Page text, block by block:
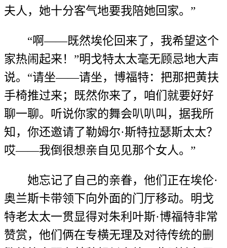
夫人，她十分客气地要我陪她回家。”
“啊——既然埃伦回来了，我希望这个
家热闹起来！”明戈特太太毫无顾忌地大声
说。“请坐——请坐，博福特：把那把黄扶
手椅推过来；既然你来了，咱们就要好好
聊一聊。听说你家的舞会叭叭叫，据我所
知，你还邀请了勒姆尔·斯特拉瑟斯太太？
哎——我倒很想亲自见见那个女人。”
她忘记了自己的亲眷，他们正在埃伦·
奥兰斯卡带领下向外面的门厅移动。明戈
特老太太一贯显得对朱利叶斯·博福特非常
赞赏，他们俩在专横无理及对待传统的删